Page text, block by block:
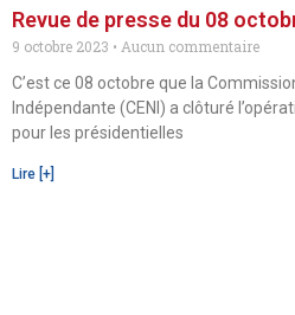
Revue de presse du 08
9 octobre 2023
Aucun commentaire
C’est ce 08 octobre que la
Indépendante (CENI) a clôturé
pour les présidentielles
Lire [+]